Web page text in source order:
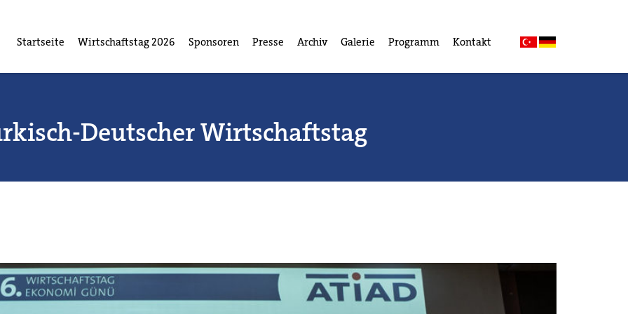
Startseite Wirtschaftstag 2026 Sponsoren Presse Archiv Galerie Programm Kontakt
Deutscher Wirtschaftstag